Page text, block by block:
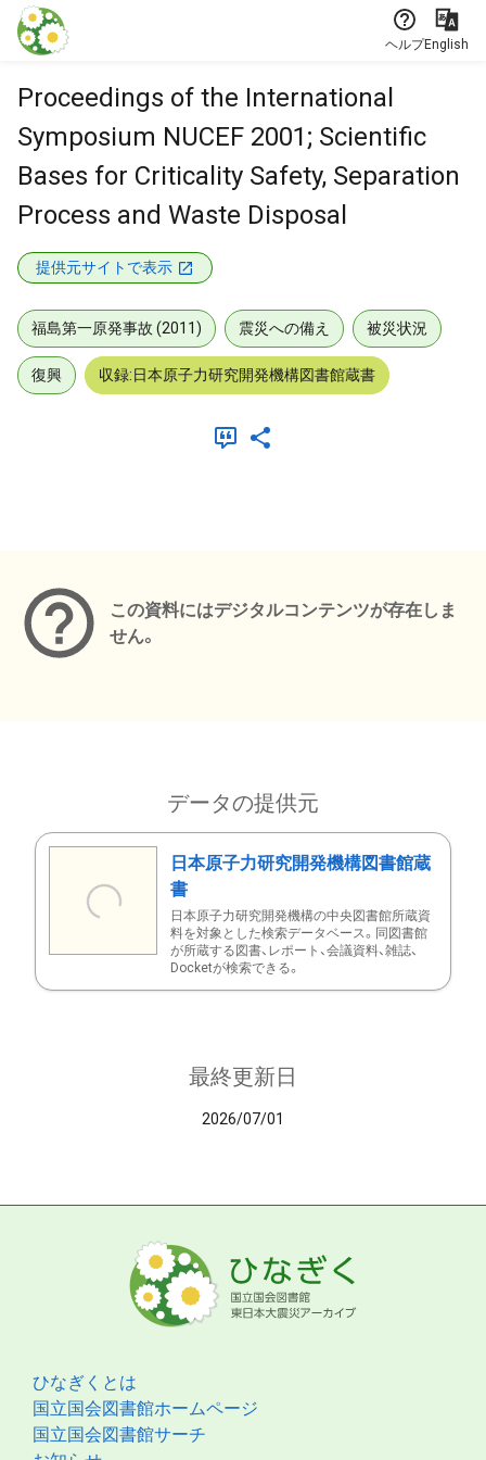
本文に飛ぶ
ヘルプEnglish
Proceedings of the International
Symposium NUCEF 2001; Scientific
Bases for Criticality Safety, Separation
Process and Waste Disposal
提供元サイトで表示
福島第一原発事故 (2011) 震災への備え 被災状況
復興 収録:日本原子力研究開発機構図書館蔵書
この資料にはデジタルコンテンツが存在しま
せん。
データの提供元
日本原子力研究開発機構図書館蔵
書
日本原子力研究開発機構の中央図書館所蔵資
料を対象とした検索データベース。同図書館
が所蔵する図書、レポート、会議資料、雑誌、
Docketが検索できる。
最終更新日
2026/07/01
ひなぎくとは
国立国会図書館ホームページ
国立国会図書館サーチ